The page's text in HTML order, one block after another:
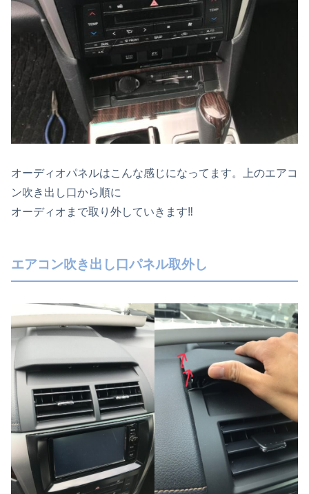
オーディオパネルはこんな感じになってます。上のエアコ
ン吹き出し口から順に
オーディオまで取り外していきます‼
エアコン吹き出し口パネル取外し